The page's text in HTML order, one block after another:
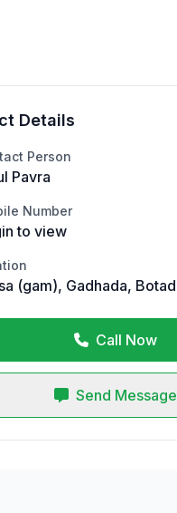
Details
Person
Pavra
Number
to view
(gam), Gadhada, Botad
Call Now
Send Message